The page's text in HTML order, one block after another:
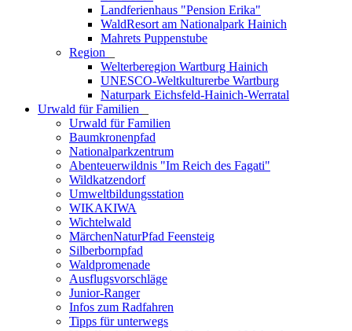
Landferienhaus "Pension Erika"
WaldResort am Nationalpark Hainich
Mahrets Puppenstube
Region
Welterberegion Wartburg Hainich
UNESCO-Weltkulturerbe Wartburg
Naturpark Eichsfeld-Hainich-Werratal
Urwald für Familien
Urwald für Familien
Baumkronenpfad
Nationalparkzentrum
Abenteuerwildnis "Im Reich des Fagati"
Wildkatzendorf
Umweltbildungsstation
WIKAKIWA
Wichtelwald
MärchenNaturPfad Feensteig
Silberbornpfad
Waldpromenade
Ausflugsvorschläge
Junior-Ranger
Infos zum Radfahren
Tipps für unterwegs